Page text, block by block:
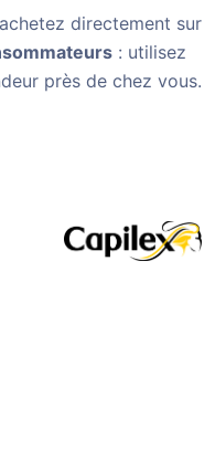
directement sur
: utilisez
près de chez vous.